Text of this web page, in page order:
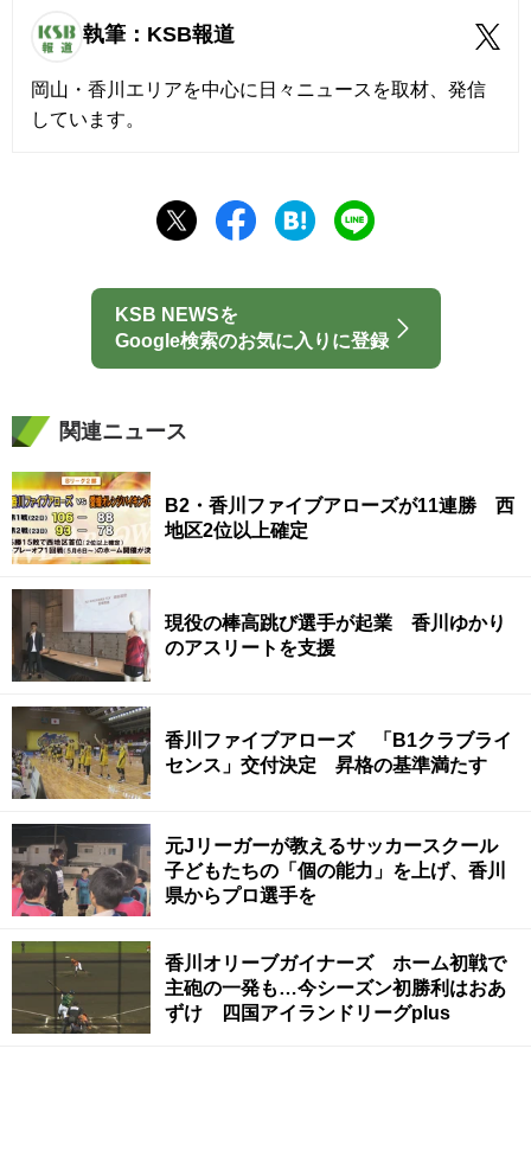
執筆：KSB報道
岡山・香川エリアを中心に日々ニュースを取材、発信
しています。
KSB NEWSを
Google検索のお気に入りに登録
関連ニュース
B2・香川ファイブアローズが11連勝 西
地区2位以上確定
現役の棒高跳び選手が起業 香川ゆかり
のアスリートを支援
香川ファイブアローズ 「B1クラブライ
センス」交付決定 昇格の基準満たす
元Jリーガーが教えるサッカースクール
子どもたちの「個の能力」を上げ、香川
県からプロ選手を
香川オリーブガイナーズ ホーム初戦で
主砲の一発も…今シーズン初勝利はおあ
ずけ 四国アイランドリーグplus